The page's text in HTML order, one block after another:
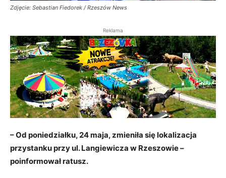
Zdjęcie: Sebastian Fiedorek / Rzeszów News
Reklama
– Od poniedziałku, 24 maja, zmieniła się lokalizacja
przystanku przy ul. Langiewicza w Rzeszowie –
poinformował ratusz.